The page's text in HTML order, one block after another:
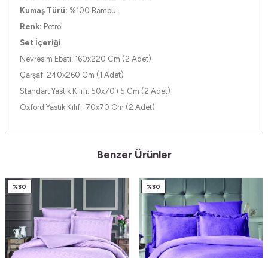
Kumaş Türü: %100 Bambu
Renk: Petrol
Set İçeriği
Nevresim Ebatı: 160x220 Cm (2 Adet)
Çarşaf: 240x260 Cm (1 Adet)
Standart Yastık Kılıfı: 50x70+5 Cm (2 Adet)
Oxford Yastık Kılıfı: 70x70 Cm (2 Adet)
Benzer Ürünler
%30 %30